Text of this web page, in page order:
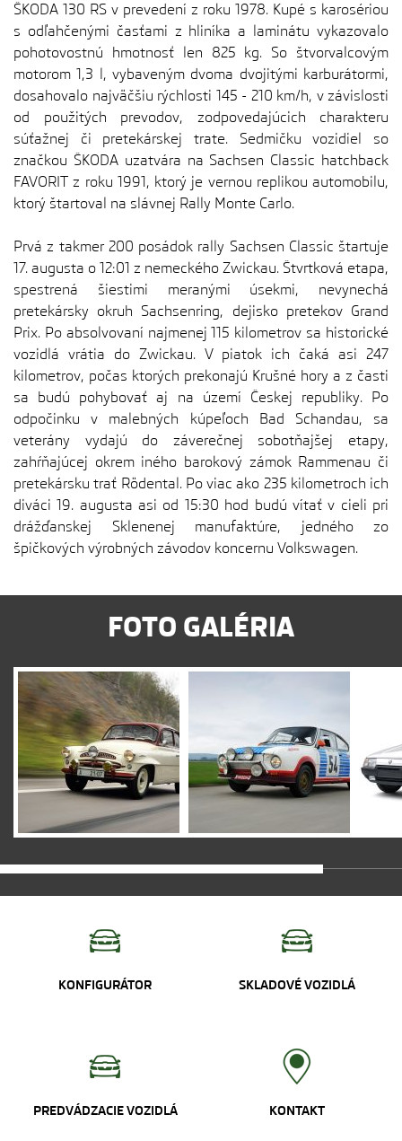
ŠKODA 130 RS v prevedení z roku 1978. Kupé s karosériou
s odľahčenými časťami z hliníka a laminátu vykazovalo
pohotovostnú hmotnosť len 825 kg. So štvorvalcovým
motorom 1,3 l, vybaveným dvoma dvojitými karburátormi,
dosahovalo najväčšiu rýchlosti 145 - 210 km/h, v závislosti
od použitých prevodov, zodpovedajúcich charakteru
súťažnej či pretekárskej trate. Sedmičku vozidiel so
značkou ŠKODA uzatvára na Sachsen Classic hatchback
FAVORIT z roku 1991, ktorý je vernou replikou automobilu,
ktorý štartoval na slávnej Rally Monte Carlo.
Prvá z takmer 200 posádok rally Sachsen Classic štartuje
17. augusta o 12:01 z nemeckého Zwickau. Štvrtková etapa,
spestrená šiestimi meranými úsekmi, nevynechá
pretekársky okruh Sachsenring, dejisko pretekov Grand
Prix. Po absolvovaní najmenej 115 kilometrov sa historické
vozidlá vrátia do Zwickau. V piatok ich čaká asi 247
kilometrov, počas ktorých prekonajú Krušné hory a z časti
sa budú pohybovať aj na území Českej republiky. Po
odpočinku v malebných kúpeľoch Bad Schandau, sa
veterány vydajú do záverečnej sobotňajšej etapy,
zahŕňajúcej okrem iného barokový zámok Rammenau či
pretekársku trať Rödental. Po viac ako 235 kilometroch ich
diváci 19. augusta asi od 15:30 hod budú vítať v cieli pri
drážďanskej Sklenenej manufaktúre, jedného zo
špičkových výrobných závodov koncernu Volkswagen.
FOTO GALÉRIA
KONFIGURÁTOR SKLADOVÉ VOZIDLÁ
PREDVÁDZACIE VOZIDLÁ KONTAKT